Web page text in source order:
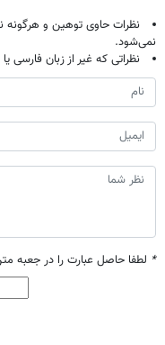
نظرات حاوی توهین و
نمی‌شود.
نظراتی که غیر از زبان فارسی
* لطفا حاصل عبارت را در جعبه